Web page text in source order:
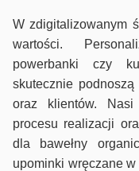
W zdigitalizowanym
wartości.
powerbanki czy
skutecznie podnoszą
oraz klientów.
procesu realizacji
dla bawełny
upominki wręczane